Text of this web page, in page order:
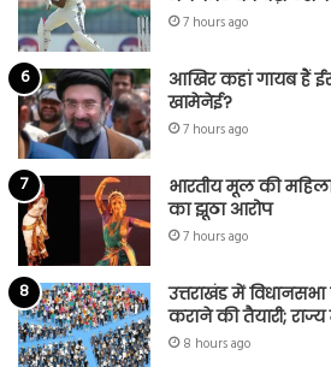
7 hours ago
आखिर कहां गायब हैं
खामेनेई?
7 hours ago
भारतीय मूल की महिला
का झूठा आरोप
7 hours ago
उत्तराखंड में
कराने की तैयारी;
8 hours ago